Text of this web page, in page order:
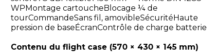
WPMontage cartoucheBlocage ¼ de
tourCommandeSans fil, amovibleSécuritéHaute
pression de baseÉcranContrôle de charge batterie
Contenu du flight case (570 × 430 × 145 mm)